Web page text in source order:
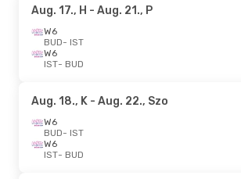
Aug. 17., H - Aug. 21., P
W6
BUD- IST
W6
IST- BUD
Aug. 18., K - Aug. 22., Szo
W6
BUD- IST
W6
IST- BUD